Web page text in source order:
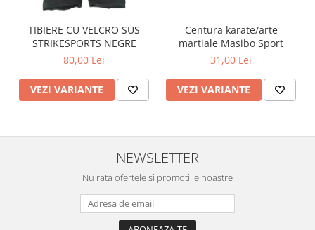
TIBIERE CU VELCRO SUS
STRIKESPORTS NEGRE
80,00 Lei
VEZI VARIANTE
Centura karate/arte
martiale Masibo Sport
31,00 Lei
VEZI VARIANTE
NEWSLETTER
Nu rata ofertele si promotiile noastre